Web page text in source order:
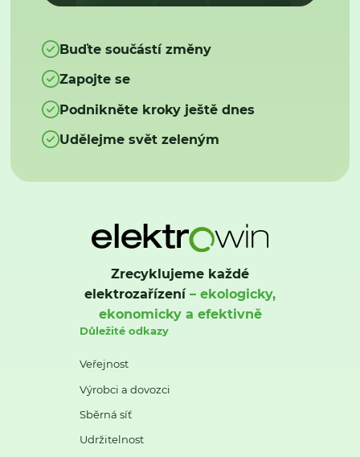
Buďte součástí změny
Zapojte se
Podnikněte kroky ještě dnes
Udělejme svět zeleným
Zrecyklujeme každé
elektrozařízení– ekologicky,
ekonomicky a efektivně
Důležité odkazy
Veřejnost
Výrobci a dovozci
Sběrná síť
Udržitelnost